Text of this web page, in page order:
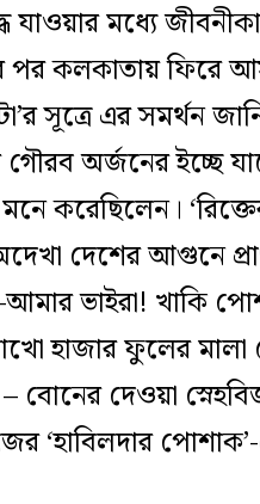
যাওয়ার মধ্যে
পর কলকাতায় ফিরে
সূত্রে এর সমর্থন
গৌরব অর্জনের ইচ্ছে
করেছিলেন।
দেশের আগুনে
ভাইরা! খাকি
হাজার ফুলের
বোনের দেওয়া
‘হাবিলদার